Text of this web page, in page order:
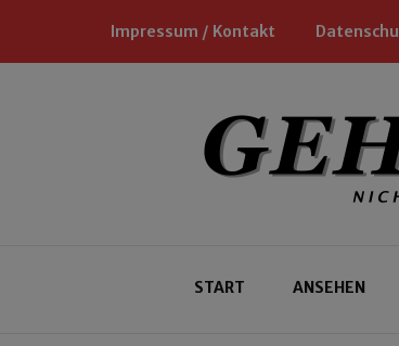
Impressum / Kontakt
START ANSEHEN